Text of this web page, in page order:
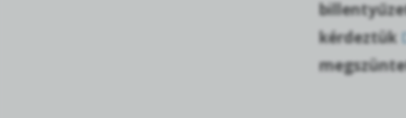
kérdeztük